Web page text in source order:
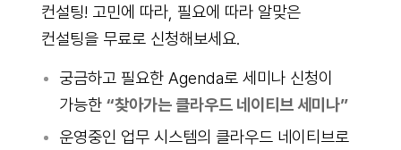
컨설팅! 고민에 따라, 필요에 따라 알맞은
컨설팅을 무료로 신청해보세요.
궁금하고 필요한 Agenda로 세미나 신청이
가능한 “찾아가는 클라우드 네이티브 세미나”
운영중인 업무 시스템의 클라우드 네이티브로